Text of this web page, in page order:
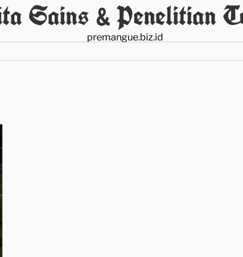
Sains & Penelitian
premangue.biz.id